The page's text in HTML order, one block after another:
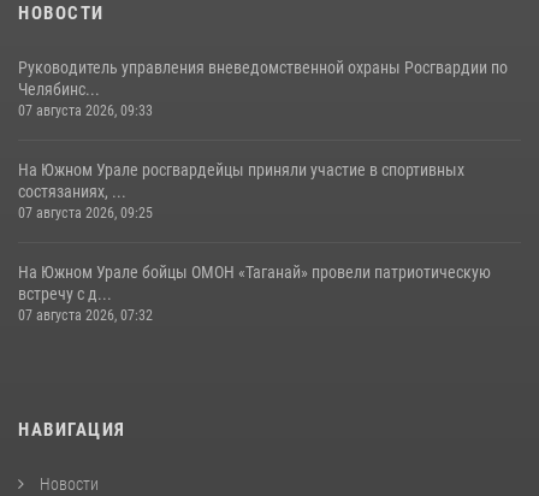
НОВОСТИ
Руководитель управления вневедомственной охраны Росгвардии по
Челябинс...
07 августа 2026, 09:33
На Южном Урале росгвардейцы приняли участие в спортивных
состязаниях, ...
07 августа 2026, 09:25
На Южном Урале бойцы ОМОН «Таганай» провели патриотическую
встречу с д...
07 августа 2026, 07:32
НАВИГАЦИЯ
Новости